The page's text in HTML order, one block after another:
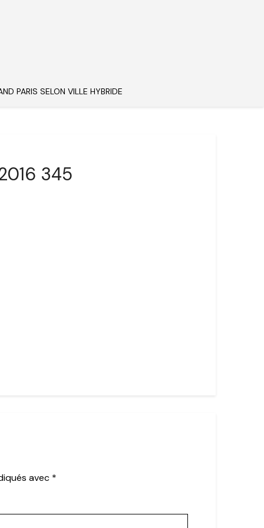
PARIS SELON VILLE HYBRIDE
345
avec *